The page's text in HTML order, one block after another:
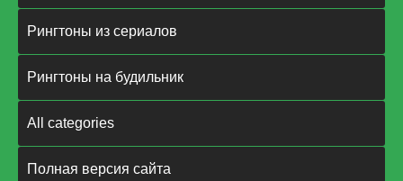
Рингтоны из сериалов
Рингтоны на будильник
All categories
Полная версия сайта